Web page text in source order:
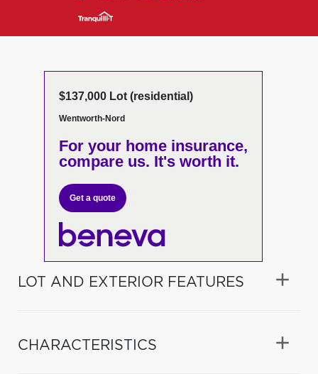
$137,000 Lot (residential)
Wentworth-Nord
For your home insurance,
compare us. It's worth it.
Get a quote
LOT AND EXTERIOR FEATURES
CHARACTERISTICS